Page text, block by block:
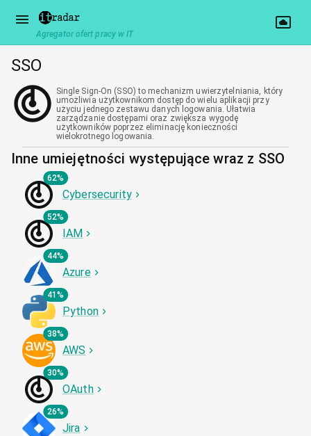
Agregator ofert pracy w IT
SSO
Single Sign-On (SSO) to mechanizm uwierzytelniania, który
umożliwia użytkownikom dostęp do wielu aplikacji przy
użyciu jednego zestawu danych logowania. Ułatwia
zarządzanie dostępami oraz zwiększa wygodę
użytkowników poprzez eliminację konieczności
wielokrotnego logowania.
Inne umiejętności występujące wraz z SSO
62%
Cybersecurity
52%
IAM
44%
Azure
41%
Python
38%
AWS
30%
OAuth
26%
Jira